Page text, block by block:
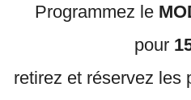
Programmez le
pour
retirez et réservez les